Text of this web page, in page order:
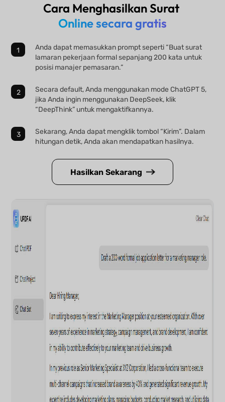
Cara Menghasilkan Surat
Online secara gratis
Anda dapat memasukkan prompt seperti “Buat surat
lamaran pekerjaan formal sepanjang 200 kata untuk
posisi manajer pemasaran.”
Secara default, Anda menggunakan mode ChatGPT 5,
jika Anda ingin menggunakan DeepSeek, klik
“DeepThink” untuk mengaktifkannya.
Sekarang, Anda dapat mengklik tombol “Kirim”. Dalam
hitungan detik, Anda akan mendapatkan hasilnya.
Hasilkan Sekarang